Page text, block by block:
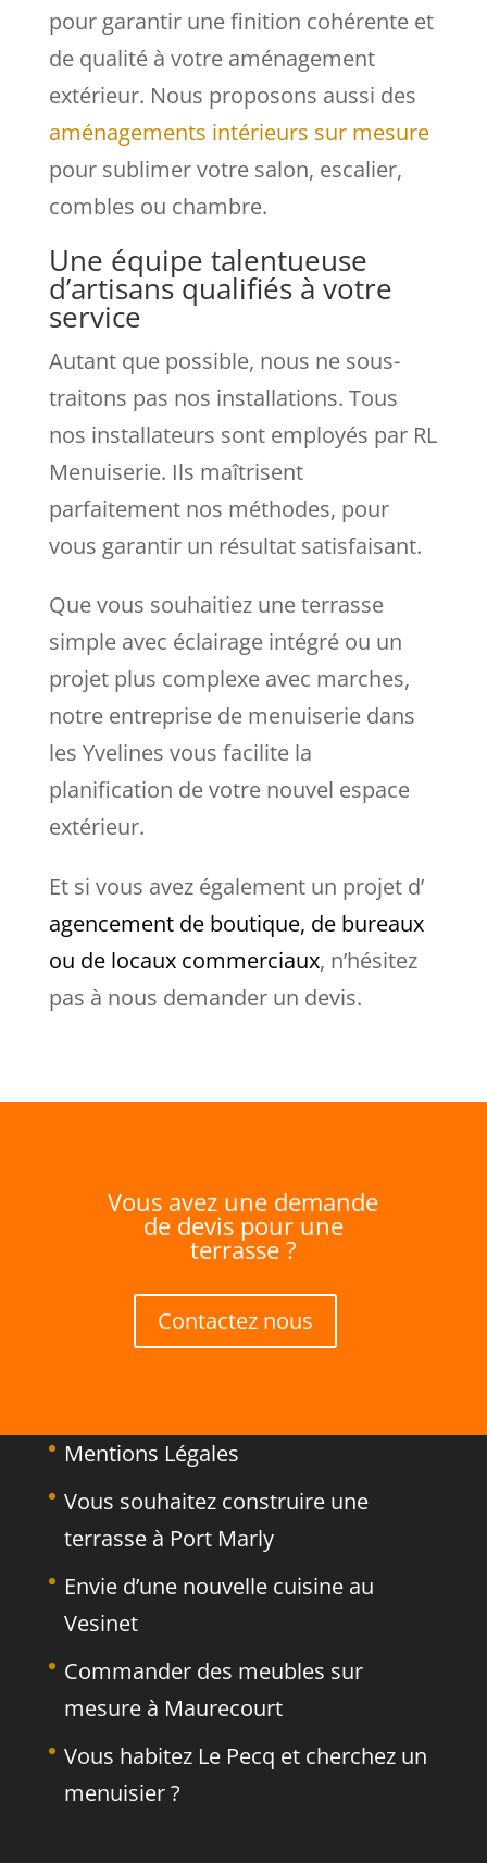
pour garantir une finition cohérente et
de qualité à votre aménagement
extérieur. Nous proposons aussi des
aménagements intérieurs sur mesure
pour sublimer votre salon, escalier,
combles ou chambre.
Une équipe talentueuse
d’artisans qualifiés à votre
service
Autant que possible, nous ne sous-
traitons pas nos installations. Tous
nos installateurs sont employés par RL
Menuiserie. Ils maîtrisent
parfaitement nos méthodes, pour
vous garantir un résultat satisfaisant.
Que vous souhaitiez une terrasse
simple avec éclairage intégré ou un
projet plus complexe avec marches,
notre entreprise de menuiserie dans
les Yvelines vous facilite la
planification de votre nouvel espace
extérieur.
Et si vous avez également un projet d’
agencement de boutique, de bureaux
ou de locaux commerciaux, n’hésitez
pas à nous demander un devis.
Vous avez une demande
de devis pour une
terrasse ?
Contactez nous
Mentions Légales
Vous souhaitez construire une
terrasse à Port Marly
Envie d’une nouvelle cuisine au
Vesinet
Commander des meubles sur
mesure à Maurecourt
Vous habitez Le Pecq et cherchez un
menuisier ?